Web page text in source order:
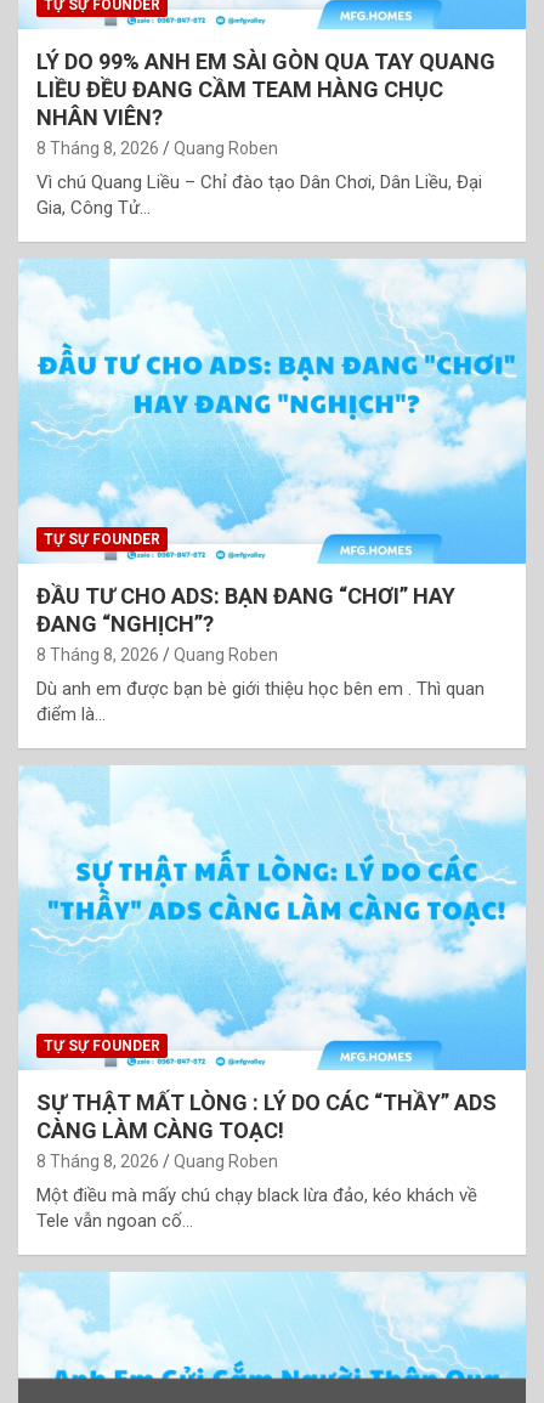
TỰ SỰ FOUNDER
LÝ DO 99% ANH EM SÀI GÒN QUA TAY QUANG
LIỀU ĐỀU ĐANG CẦM TEAM HÀNG CHỤC
NHÂN VIÊN?
8 Tháng 8, 2026 Quang Roben
Vì chú Quang Liều – Chỉ đào tạo Dân Chơi, Dân Liều, Đại
Gia, Công Tử…
TỰ SỰ FOUNDER
ĐẦU TƯ CHO ADS: BẠN ĐANG “CHƠI” HAY
ĐANG “NGHỊCH”?
8 Tháng 8, 2026 Quang Roben
Dù anh em được bạn bè giới thiệu học bên em . Thì quan
điểm là…
TỰ SỰ FOUNDER
SỰ THẬT MẤT LÒNG : LÝ DO CÁC “THẦY” ADS
CÀNG LÀM CÀNG TOẠC!
8 Tháng 8, 2026 Quang Roben
Một điều mà mấy chú chạy black lừa đảo, kéo khách về
Tele vẫn ngoan cố…